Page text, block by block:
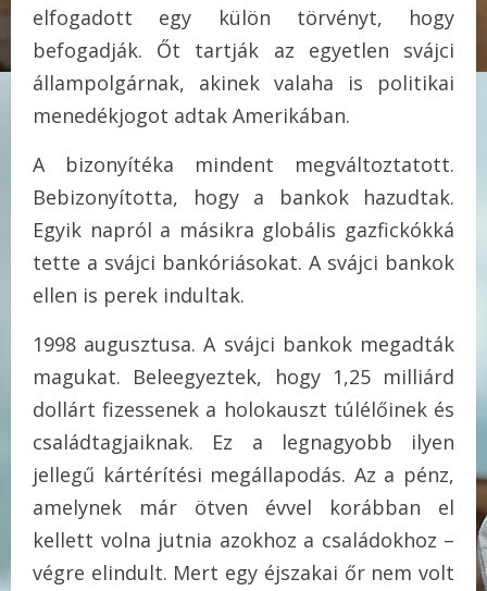
elfogadott egy külön törvényt, hogy
befogadják. Őt tartják az egyetlen svájci
állampolgárnak, akinek valaha is politikai
menedékjogot adtak Amerikában.
A bizonyítéka mindent megváltoztatott.
Bebizonyította, hogy a bankok hazudtak.
Egyik napról a másikra globális gazfickókká
tette a svájci bankóriásokat. A svájci bankok
ellen is perek indultak.
1998 augusztusa. A svájci bankok megadták
magukat. Beleegyeztek, hogy 1,25 milliárd
dollárt fizessenek a holokauszt túlélőinek és
családtagjaiknak. Ez a legnagyobb ilyen
jellegű kártérítési megállapodás. Az a pénz,
amelynek már ötven évvel korábban el
kellett volna jutnia azokhoz a családokhoz –
végre elindult. Mert egy éjszakai őr nem volt